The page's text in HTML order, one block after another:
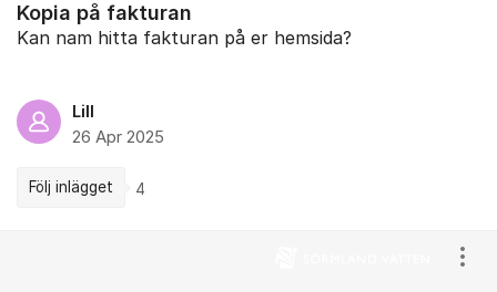
Kopia på fakturan
Kan nam hitta fakturan på er hemsida?
Lill
26 Apr 2025
Följ inlägget 4